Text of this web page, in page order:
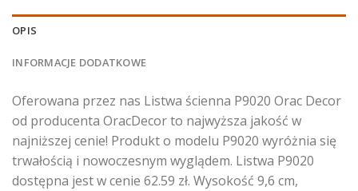
OPIS
INFORMACJE DODATKOWE
Oferowana przez nas Listwa ścienna P9020 Orac Decor
od producenta OracDecor to najwyższa jakość w
najniższej cenie! Produkt o modelu P9020 wyróżnia się
trwałością i nowoczesnym wyglądem. Listwa P9020
dostępna jest w cenie 62.59 zł. Wysokość 9,6 cm,